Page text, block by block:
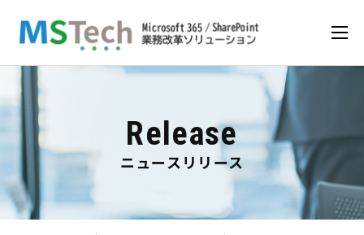
Release
ニュースリリース